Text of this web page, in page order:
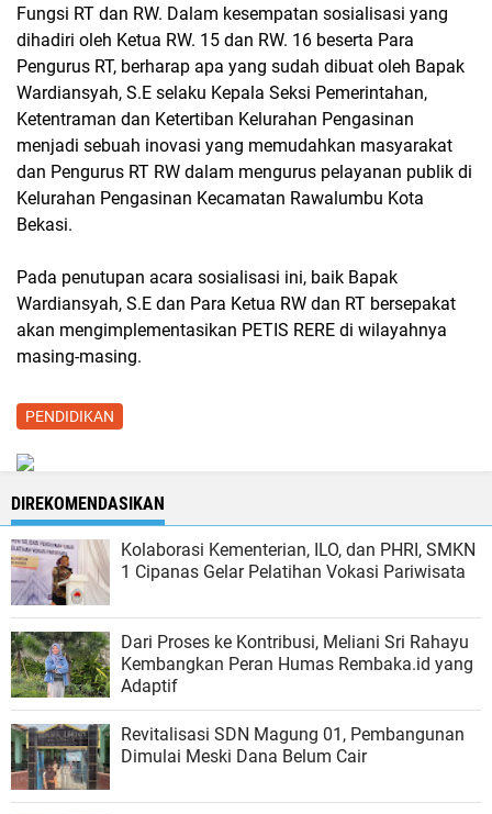
Fungsi RT dan RW. Dalam kesempatan sosialisasi yang
dihadiri oleh Ketua RW. 15 dan RW. 16 beserta Para
Pengurus RT, berharap apa yang sudah dibuat oleh Bapak
Wardiansyah, S.E selaku Kepala Seksi Pemerintahan,
Ketentraman dan Ketertiban Kelurahan Pengasinan
menjadi sebuah inovasi yang memudahkan masyarakat
dan Pengurus RT RW dalam mengurus pelayanan publik di
Kelurahan Pengasinan Kecamatan Rawalumbu Kota
Bekasi.
Pada penutupan acara sosialisasi ini, baik Bapak
Wardiansyah, S.E dan Para Ketua RW dan RT bersepakat
akan mengimplementasikan PETIS RERE di wilayahnya
masing-masing.
PENDIDIKAN
DIREKOMENDASIKAN
Kolaborasi Kementerian, ILO, dan PHRI, SMKN
1 Cipanas Gelar Pelatihan Vokasi Pariwisata
Dari Proses ke Kontribusi, Meliani Sri Rahayu
Kembangkan Peran Humas Rembaka.id yang
Adaptif
Revitalisasi SDN Magung 01, Pembangunan
Dimulai Meski Dana Belum Cair